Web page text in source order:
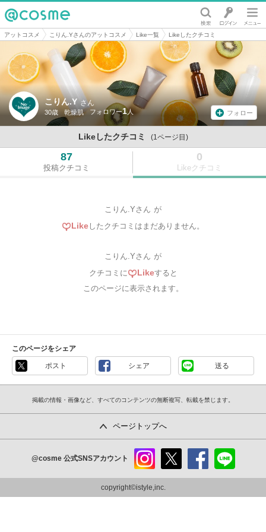
@cosme
アットコスメ こりん.Yさんのアットコスメ Like一覧 Likeしたクチコミ
こりん.Y さん
30歳 乾燥肌 1 フォロー
Likeしたクチコミ (1ページ目)
87
投稿クチコミ
0
Likeクチコミ
こりん.Yさん が
Like したクチコミはまだありません。
こりん.Yさん が
クチコミに
Likeすると
このページに表示されます。
このページをシェア
ポスト シェア 送る
掲載の情報・画像など、すべてのコンテンツの無断複写、転載を禁じます。
ページトップへ
@cosme 公式SNSアカウント
ram
copyright©istyle,inc.